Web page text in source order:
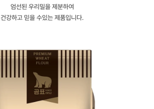
엄선된 우리밀을 제분하여
건강하고 믿을 수있는 제품입니다.